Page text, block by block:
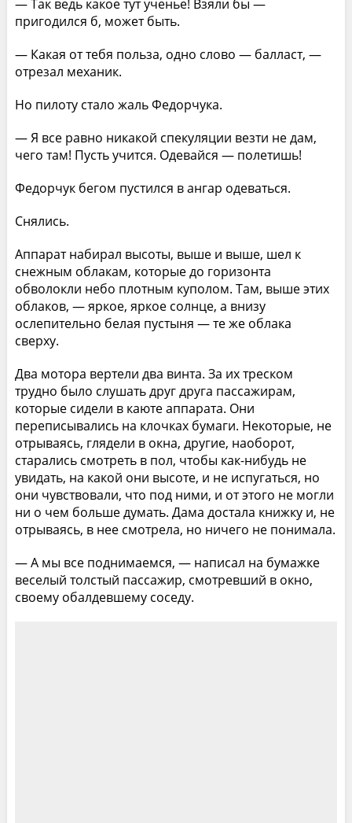
— Так ведь какое тут ученье! Взяли бы —
пригодился б, может быть.
— Какая от тебя польза, одно слово — балласт, —
отрезал механик.
Но пилоту стало жаль Федорчука.
— Я все равно никакой спекуляции везти не дам,
чего там! Пусть учится. Одевайся — полетишь!
Федорчук бегом пустился в ангар одеваться.
Снялись.
Аппарат набирал высоты, выше и выше, шел к
снежным облакам, которые до горизонта
обволокли небо плотным куполом. Там, выше этих
облаков, — яркое, яркое солнце, а внизу
ослепительно белая пустыня — те же облака
сверху.
Два мотора вертели два винта. За их треском
трудно было слушать друг друга пассажирам,
которые сидели в каюте аппарата. Они
переписывались на клочках бумаги. Некоторые, не
отрываясь, глядели в окна, другие, наоборот,
старались смотреть в пол, чтобы как-нибудь не
увидать, на какой они высоте, и не испугаться, но
они чувствовали, что под ними, и от этого не могли
ни о чем больше думать. Дама достала книжку и, не
отрываясь, в нее смотрела, но ничего не понимала.
— А мы все поднимаемся, — написал на бумажке
веселый толстый пассажир, смотревший в окно,
своему обалдевшему соседу.